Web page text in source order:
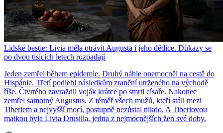
Lidské bestie: Livia měla otrávit Augusta i jeho dědice. Důkazy se
po dvou tisících letech rozpadají
Jeden zemřel během epidemie. Druhý náhle onemocněl na cestě do
Hispánie. Třetí podlehl následkům zranění utrženého na východě
říše. Čtvrtého zavraždil voják krátce po smrti císaře. Nakonec
zemřel samotný Augustus. Z téměř všech mužů, kteří stáli mezi
Tiberiem a nejvyšší mocí, postupně nezůstal nikdo. A Tiberiovou
matkou byla Livia Drusilla, jedna z nejmocnějších žen své doby.